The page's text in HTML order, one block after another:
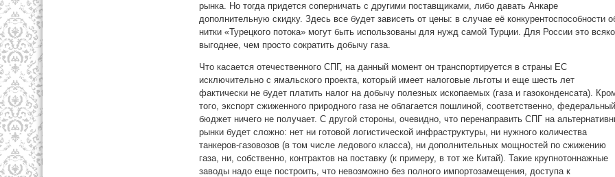
рынка. Но тогда придется соперничать с другими поставщиками, либо давать Анкаре
дополнительную скидку. Здесь все будет зависеть от цены: в случае её конкурентоспособности
нитки «Турецкого потока» могут быть использованы для нужд самой Турции. Для России это всяко
выгоднее, чем просто сократить добычу газа.
Что касается отечественного СПГ, на данный момент он транспортируется в страны ЕС
исключительно с ямальского проекта, который имеет налоговые льготы и еще шесть лет
фактически не будет платить налог на добычу полезных ископаемых (газа и газоконденсата).
того, экспорт сжиженного природного газа не облагается пошлиной, соответственно, федеральный
бюджет ничего не получает. С другой стороны, очевидно, что перенаправить СПГ на
рынки будет сложно: нет ни готовой логистической инфраструктуры, ни нужного количества
танкеров-газовозов (в том числе ледового класса), ни дополнительных мощностей по сжижению
газа, ни, собственно, контрактов на поставку (к примеру, в тот же Китай). Такие крупнотоннажные
заводы надо еще построить, что невозможно без полного импортозамещения, доступа к